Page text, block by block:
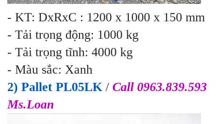
- KT: DxRxC : 1200 x 1000 x 150 mm
- Tải trọng động: 1000 kg
- Tải trọng tĩnh: 4000 kg
- Màu sắc: Xanh
2) Pallet PL05LK / Call 0963.839.593
Ms.Loan